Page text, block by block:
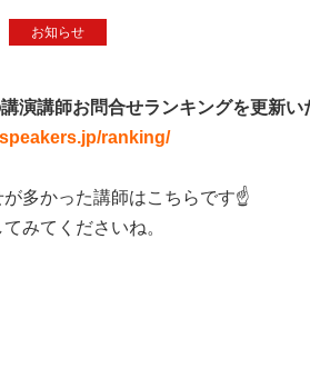
お知らせ
演講師お問合せランキングを更新
ranking/
が多かった講師はこちらです☝
みてくださいね。